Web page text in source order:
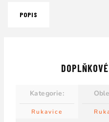
POPIS
Kategorie:
Rukavice